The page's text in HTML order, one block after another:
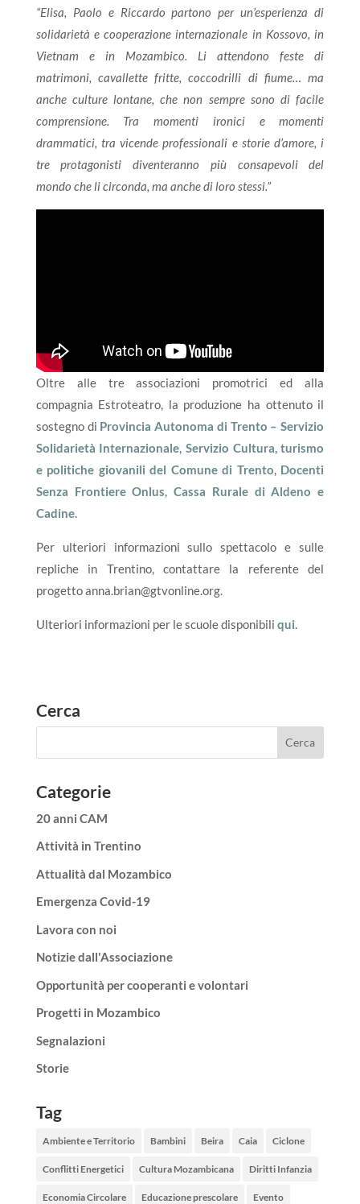
“Elisa, Paolo e Riccardo partono per un’esperienza di
solidarietà e cooperazione internazionale in Kossovo, in
Vietnam e in Mozambico. Li attendono feste di
matrimoni, cavallette fritte, coccodrilli di fiume… ma
anche culture lontane, che non sempre sono di facile
comprensione. Tra momenti ironici e momenti
drammatici, tra vicende professionali e storie d’amore, i
tre protagonisti diventeranno più consapevoli del
mondo che li circonda, ma anche di loro stessi.”
Oltre alle tre associazioni promotrici ed alla
compagnia Estroteatro, la produzione ha ottenuto il
sostegno di Provincia Autonoma di Trento – Servizio
Solidarietà Internazionale,Servizio Cultura, turismo
e politiche giovanili del Comune di Trento, Docenti
Senza Frontiere Onlus,Cassa Rurale di Aldeno e
Cadine.
Per ulteriori informazioni sullo spettacolo e sulle
repliche in Trentino, contattare la referente del
progetto anna.brian@gtvonline.org.
Ulteriori informazioni per le scuole disponibili qui.
Cerca
Categorie
20 anni CAM
Attività in Trentino
Attualità dal Mozambico
Emergenza Covid-19
Lavora con noi
Notizie dall'Associazione
Opportunità per cooperanti e volontari
Progetti in Mozambico
Segnalazioni
Storie
Tag
Ambiente e Territorio Bambini Beira Caia Ciclone
Conflitti Energetici Cultura Mozambicana Diritti Infanzia
Economia Circolare Educazione prescolare Evento